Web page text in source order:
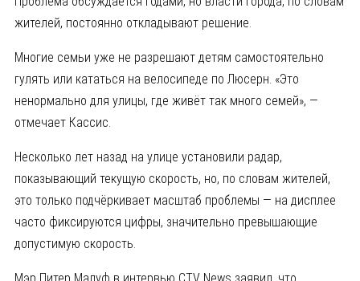
жителей, постоянно откладывают решение.
Многие семьи уже не разрешают детям самостоятельно
гулять или кататься на велосипеде по Люсерн. «Это
ненормально для улицы, где живёт так много семей», —
отмечает Кассис.
Несколько лет назад на улице установили радар,
показывающий текущую скорость, но, по словам жителей,
это только подчёркивает масштаб проблемы — на дисплее
часто фиксируются цифры, значительно превышающие
допустимую скорость.